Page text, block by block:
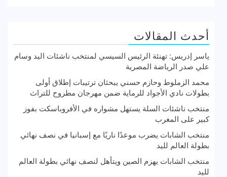
أحدث المقالات
ياسر إدريس: تهنئة الرئيس السيسي لمنتخب ناشئات اليد وسام
علي صدر الرياضة المصرية
محمد الزملوط وحازم حسني يبحثان ترتيبات إطلاق أولى
بطولات نادي الأجواد للرماية ضمن مهرجان مطروح للتراث
منتخب ناشئات السلة يستهل مشواره في الأفروباسكت بفوز
كبير على المغرب
منتخب الشابات يضرب موعدًا ناريًا مع إسبانيا في نصف نهائي
بطولة العالم لليد
منتخب الشابات يهزم الصين ويتأهل لنصف نهائي بطولة العالم
لليد